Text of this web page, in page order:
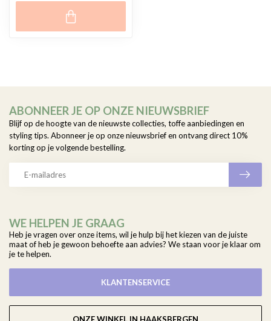
WE HELPEN JE GRAAG
Heb je vragen over onze items, wil je hulp bij het kiezen van de juiste
maat of heb je gewoon behoefte aan advies? We staan voor je klaar om
je te helpen.
KLANTENSERVICE
ABONNEER JE OP ONZE NIEUWSBRIEF
Blijf op de hoogte van de nieuwste collecties, toffe aanbiedingen en
styling tips. Abonneer je op onze nieuwsbrief en ontvang direct 10%
korting op je volgende bestelling.